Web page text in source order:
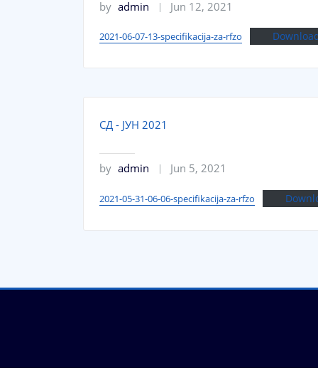
by admin Jun 12, 2021
2021-06-07-13-specifikacija-za-rfzo
СД - ЈУН 2021
by admin Jun 5, 2021
2021-05-31-06-06-specifikacija-za-rfzo